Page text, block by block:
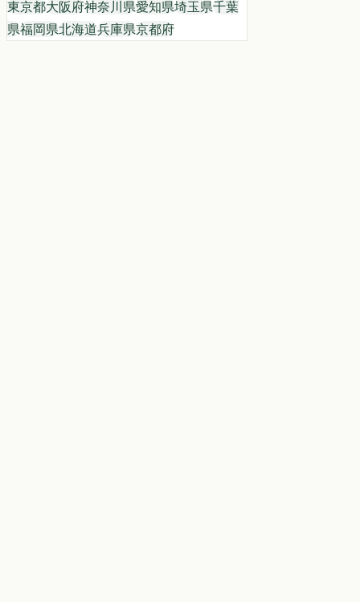
東京都大阪府神奈川県愛知県埼玉県千葉
県福岡県北海道兵庫県京都府